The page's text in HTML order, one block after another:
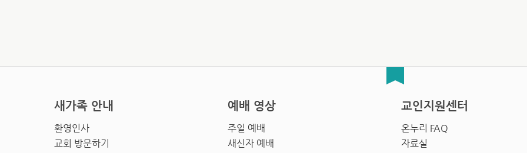
새가족 안내
환영인사
교회 방문하기
예배 영상
주일 예배
새신자 예배
교인지원센터
온누리 FAQ
자료실